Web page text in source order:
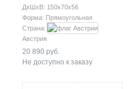
ДхШхВ: 150х70х56
Форма: Прямоугольная
Страна:
Австрия
20 890 руб.
Не доступно к заказу